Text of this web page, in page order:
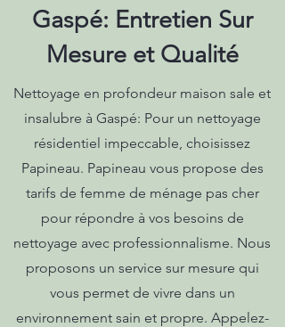
Gaspé: Entretien Sur
Mesure et Qualité
Nettoyage en profondeur maison sale et
insalubre à Gaspé: Pour un nettoyage
résidentiel impeccable, choisissez
Papineau. Papineau vous propose des
tarifs de femme de ménage pas cher
pour répondre à vos besoins de
nettoyage avec professionnalisme. Nous
proposons un service sur mesure qui
vous permet de vivre dans un
environnement sain et propre. Appelez-